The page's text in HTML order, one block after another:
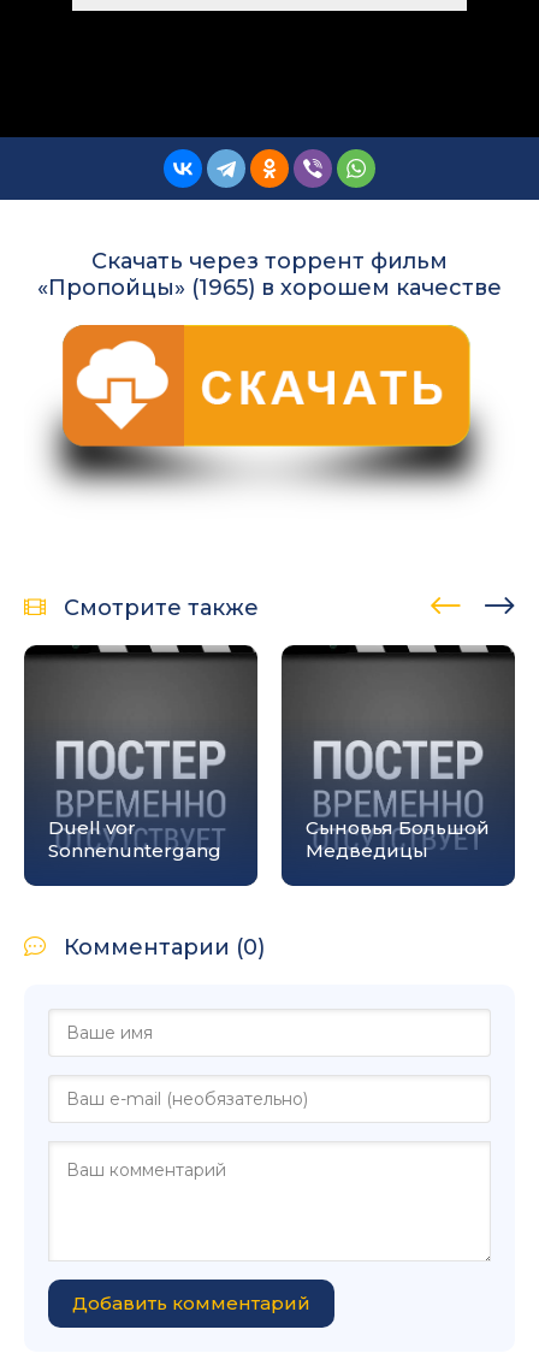
Скачать через торрент фильм
«Пропойцы» (1965) в хорошем качестве
Смотрите также
Duell vor
Sonnenuntergang
Сыновья Большой
Медведицы
Комментарии (0)
Добавить комментарий